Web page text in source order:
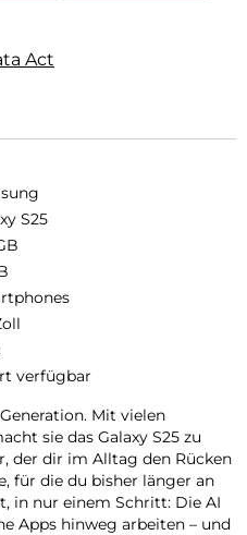
Act
S25
verfügbar
Mit vielen
sie das Galaxy S25 zu
der dir im Alltag den Rücken
für die du bisher länger an
in nur einem Schritt: Die AI
Apps hinweg arbeiten – und